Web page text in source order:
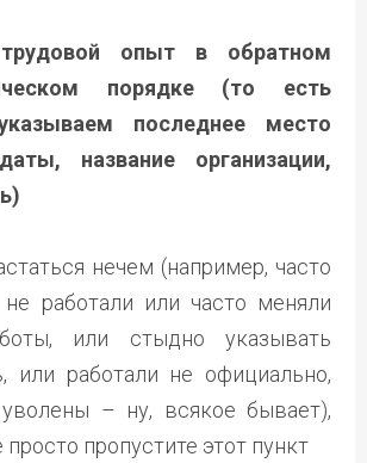
опыт в обратном
порядке (то есть
последнее место
название организации,
нечем (например, часто
не работали или часто меняли
или стыдно указывать
или работали не официально,
– ну, всякое бывает),
просто пропустите этот пункт